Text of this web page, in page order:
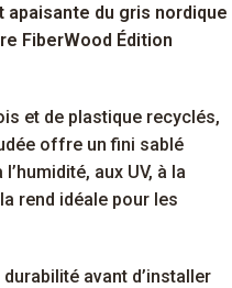
du gris nordique
FiberWood Édition
et de plastique recyclés,
offre un fini sablé
aux UV, à la
rend idéale pour les
avant d’installer